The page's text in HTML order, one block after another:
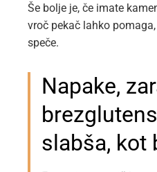
Še bolje je, če imate
vroč pekač lahko
speče.
Napake,
slabša, kot